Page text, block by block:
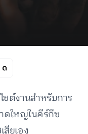
ซต์งานสำหรับการ
ดใหญ่ในคีร์กีซ
สียเอง